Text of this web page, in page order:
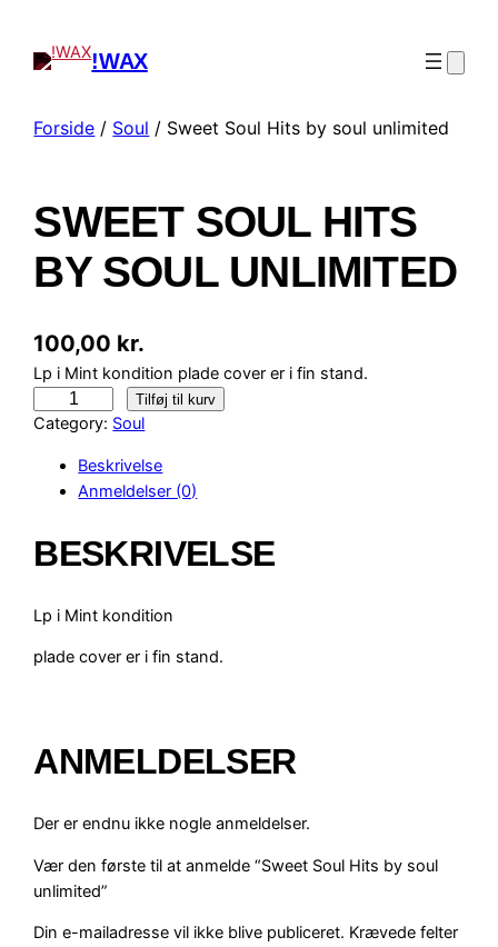
!WAX
Forside / Soul / Sweet Soul Hits by soul unlimited
SWEET SOUL HITS
BY SOUL UNLIMITED
100,00 kr.
Lp i Mint kondition plade cover er i fin stand.
w
o
H
i
y
u
l
u
l
Tilføj til kurv
Category: Soul
Beskrivelse
Anmeldelser (0)
BESKRIVELSE
Lp i Mint kondition
plade cover er i fin stand.
ANMELDELSER
Der er endnu ikke nogle anmeldelser.
Vær den første til at anmelde “Sweet Soul Hits by soul
unlimited”
Din e-mailadresse vil ikke blive publiceret. Krævede felter